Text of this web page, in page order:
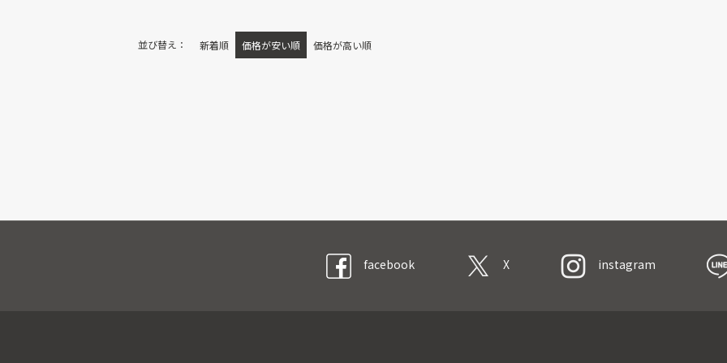
並び替え 新着順 価格が安い順 価格が高い順
facebook X instagram